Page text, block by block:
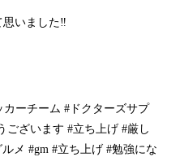
いました‼️
カーチーム #ドクターズサプ
ございます #立ち上げ #厳し
ルメ #gm #立ち上げ #勉強にな